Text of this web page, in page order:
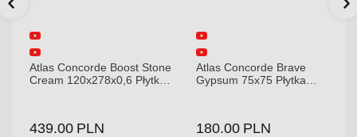
Atlas Concorde Boost Stone
Cream 120x278x0,6 Płytka
439.00 PLN
Atlas Concorde Brave
Gypsum 75x75 Płytka
180.00 PLN